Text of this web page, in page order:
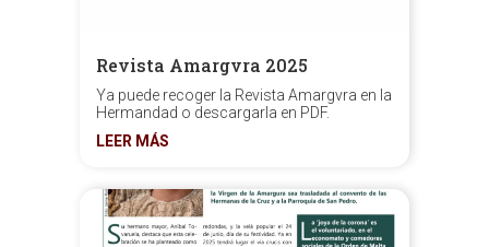
Revista Amargvra 2025
Ya puede recoger la Revista Amargvra en la
Hermandad o descargarla en PDF.
LEER MÁS